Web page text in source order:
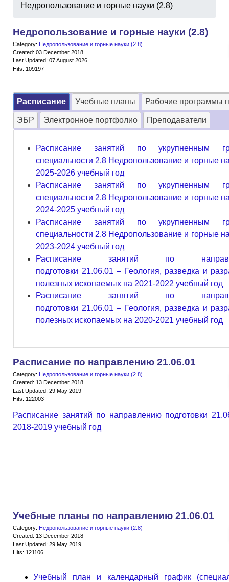
Недропользование и горные науки (2.8)
Недропользование и горные науки (2.8)
Category: Недропользование и горные науки (2.8)
Created: 03 December 2018
Last Updated: 07 August 2026
Hits: 109197
Расписание Учебные планы Рабочие программы
ЭБР Электронное портфолио Преподаватели
Расписание занятий по укрупненным
специальности 2.8 Недропользование и горные
2025-2026 учебный год
Расписание занятий по укрупненным
специальности 2.8 Недропользование и горные
2024-2025 учебный год
Расписание занятий по укрупненным
специальности 2.8 Недропользование и горные
2023-2024 учебный год
Расписание занятий по
подготовки 21.06.01 – Геология, разведка и
полезных ископаемых на 2021-2022 учебный год
Расписание занятий по
подготовки 21.06.01 – Геология, разведка и
полезных ископаемых на 2020-2021 учебный год
Расписание по направлению 21.06.01
Category: Недропользование и горные науки (2.8)
Created: 13 December 2018
Last Updated: 29 May 2019
Hits: 122003
Расписание занятий по направлению подготовки
2018-2019 учебный год
Учебные планы по направлению 21.06.01
Category: Недропользование и горные науки (2.8)
Created: 13 December 2018
Last Updated: 29 May 2019
Hits: 121106
Учебный план и календарный график